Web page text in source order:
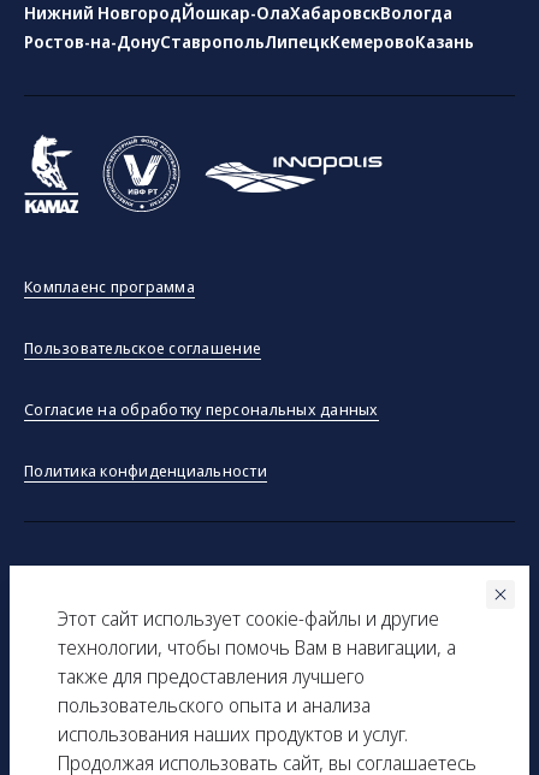
Этот сайт использует соокіe-файлы и другие
технологии, чтобы помочь Вам в навигации, а
также для предоставления лучшего
пользовательского опыта и анализа
использования наших продуктов и услуг.
Продолжая использовать сайт, вы соглашаетесь
Нижний НовгородЙошкар-ОлаХабаровскВологда
Ростов-на-ДонуСтавропольЛипецкКемеровоКазань
Комплаенс программа
Пользовательское соглашение
Согласие на обработку персональных данных
Политика конфиденциальности
Вся представленная на сайте информация, касающаяся
технических характеристик, наличия на складе, стоимости
товаров, носит информационный характер и ни при каких
условиях не является публичной офертой, определяемой
положениями Статьи 437(2) Гражданского кодекса РФ.